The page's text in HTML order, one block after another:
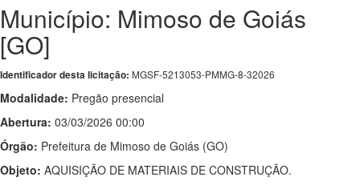
Município: Mimoso de Goiás
[GO]
Identificador desta licitação: MGSF-5213053-PMMG-8-32026
Modalidade: Pregão presencial
Abertura: 03/03/2026 00:00
Órgão: Prefeitura de Mimoso de Goiás (GO)
Objeto: AQUISIÇÃO DE MATERIAIS DE CONSTRUÇÃO.